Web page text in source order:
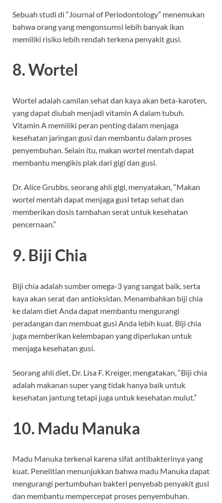
Sebuah studi di “Journal of Periodontology” menemukan
bahwa orang yang mengonsumsi lebih banyak ikan
memiliki risiko lebih rendah terkena penyakit gusi.
8. Wortel
Wortel adalah camilan sehat dan kaya akan beta-karoten,
yang dapat diubah menjadi vitamin A dalam tubuh.
Vitamin A memiliki peran penting dalam menjaga
kesehatan jaringan gusi dan membantu dalam proses
penyembuhan. Selain itu, makan wortel mentah dapat
membantu mengikis plak dari gigi dan gusi.
Dr. Alice Grubbs, seorang ahli gigi, menyatakan, “Makan
wortel mentah dapat menjaga gusi tetap sehat dan
memberikan dosis tambahan serat untuk kesehatan
pencernaan.”
9. Biji Chia
Biji chia adalah sumber omega-3 yang sangat baik, serta
kaya akan serat dan antioksidan. Menambahkan biji chia
ke dalam diet Anda dapat membantu mengurangi
peradangan dan membuat gusi Anda lebih kuat. Biji chia
juga memberikan kelembapan yang diperlukan untuk
menjaga kesehatan gusi.
Seorang ahli diet, Dr. Lisa F. Kreiger, mengatakan, “Biji chia
adalah makanan super yang tidak hanya baik untuk
kesehatan jantung tetapi juga untuk kesehatan mulut.”
10. Madu Manuka
Madu Manuka terkenal karena sifat antibakterinya yang
kuat. Penelitian menunjukkan bahwa madu Manuka dapat
mengurangi pertumbuhan bakteri penyebab penyakit gusi
dan membantu mempercepat proses penyembuhan.